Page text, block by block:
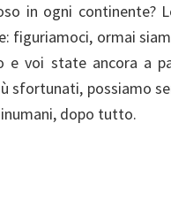
in ogni continente?
figuriamoci, ormai
e voi state ancora a
sfortunati, possiamo
dopo tutto.